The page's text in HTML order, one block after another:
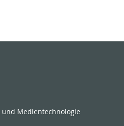
Medientechnologie